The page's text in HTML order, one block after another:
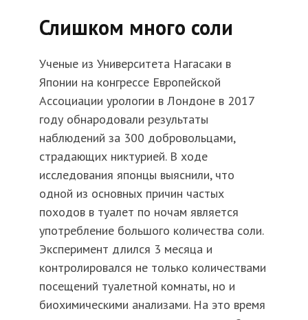
Слишком много соли
Ученые из Университета Нагасаки в
Японии на конгрессе Европейской
Ассоциации урологии в Лондоне в 2017
году обнародовали результаты
наблюдений за 300 добровольцами,
страдающих никтурией. В ходе
исследования японцы выяснили, что
одной из основных причин частых
походов в туалет по ночам является
употребление большого количества соли.
Эксперимент длился 3 месяца и
контролировался не только количествами
посещений туалетной комнаты, но и
биохимическими анализами. На это время